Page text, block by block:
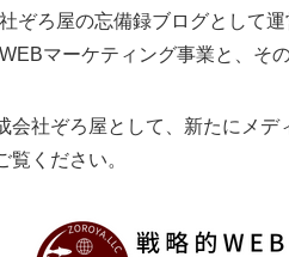
ぞろ屋の忘備録ブログとして
マーケティング事業と、そ
会社ぞろ屋として、新たにメ
ください。